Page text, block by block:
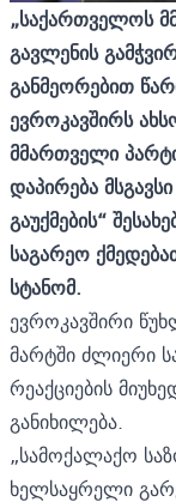
„საქართველოს
გავლენის
განმეორებით
ევროკავშირს
მმართველი
დაპირება
გაუქმების“
საგარეო
სტანომ.
ევროკავშირი
მარტში ძლიერი
რეაქციების
განიხილება.
„სამოქალაქო
ხელსაყრელი